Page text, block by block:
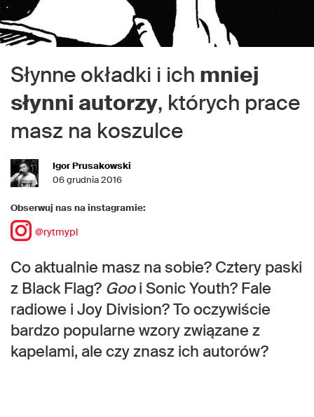
Słynne okładki i ich mniej
słynni autorzy, których prace
masz na koszulce
Igor Prusakowski
06 grudnia 2016
Obserwuj nas na instagramie:
@rytmypl
Co aktualnie masz na sobie? Cztery paski
z Black Flag? Gooi Sonic Youth? Fale
radiowe i Joy Division? To oczywiście
bardzo popularne wzory związane z
kapelami, ale czy znasz ich autorów?